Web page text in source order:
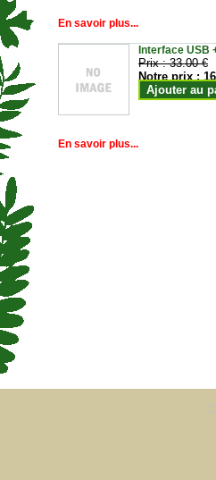
En savoir plus...
Interface USB
Prix :33.00 €
Notre prix :
Ajouter au
En savoir plus...